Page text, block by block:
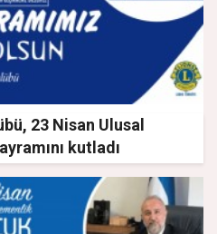
23 Nisan Ulusal
kutladı